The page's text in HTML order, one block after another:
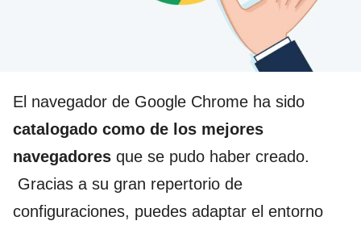
El navegador de Google Chrome ha sido
catalogado como de los mejores
navegadores que se pudo haber creado.
Gracias a su gran repertorio de
configuraciones, puedes adaptar el entorno